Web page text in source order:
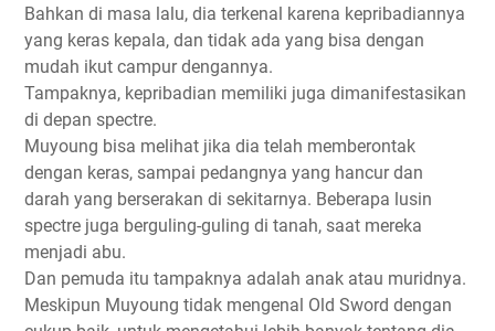
Bahkan di masa lalu, dia terkenal karena kepribadiannya
yang keras kepala, dan tidak ada yang bisa dengan
mudah ikut campur dengannya.
Tampaknya, kepribadian memiliki juga dimanifestasikan
di depan spectre.
Muyoung bisa melihat jika dia telah memberontak
dengan keras, sampai pedangnya yang hancur dan
darah yang berserakan di sekitarnya. Beberapa lusin
spectre juga berguling-guling di tanah, saat mereka
menjadi abu.
Dan pemuda itu tampaknya adalah anak atau muridnya.
Meskipun Muyoung tidak mengenal Old Sword dengan